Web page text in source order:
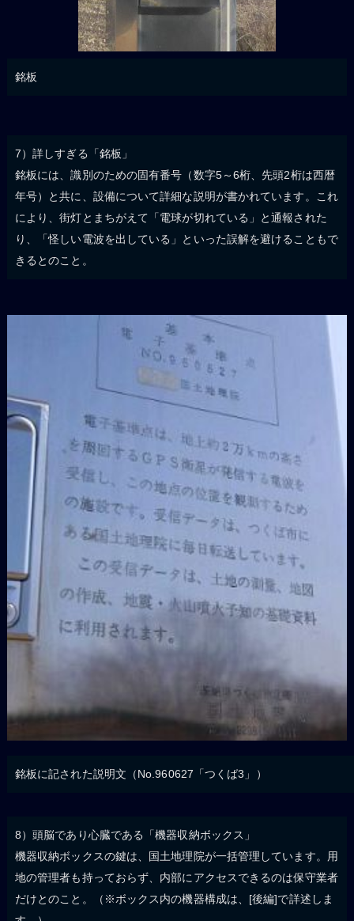
銘板
7）詳しすぎる「銘板」
銘板には、識別のための固有番号（数字5～6桁、先頭2桁は西暦
年号）と共に、設備について詳細な説明が書かれています。これ
により、街灯とまちがえて「電球が切れている」と通報された
り、「怪しい電波を出している」といった誤解を避けることもで
きるとのこと。
銘板に記された説明文（No.960627「つくば3」）
8）頭脳であり心臓である「機器収納ボックス」
機器収納ボックスの鍵は、国土地理院が一括管理しています。用
地の管理者も持っておらず、内部にアクセスできるのは保守業者
だけとのこと。（※ボックス内の機器構成は、[後編]で詳述しま